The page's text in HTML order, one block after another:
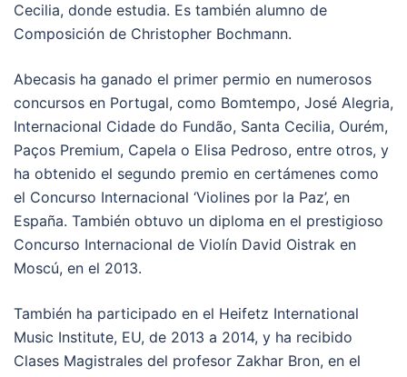
Cecilia, donde estudia. Es también alumno de
Composición de Christopher Bochmann.
Abecasis ha ganado el primer permio en numerosos
concursos en Portugal, como Bomtempo, José Alegria,
Internacional Cidade do Fundão, Santa Cecilia, Ourém,
Paços Premium, Capela o Elisa Pedroso, entre otros, y
ha obtenido el segundo premio en certámenes como
el Concurso Internacional ‘Violines por la Paz’, en
España. También obtuvo un diploma en el prestigioso
Concurso Internacional de Violín David Oistrak en
Moscú, en el 2013.
También ha participado en el Heifetz International
Music Institute, EU, de 2013 a 2014, y ha recibido
Clases Magistrales del profesor Zakhar Bron, en el